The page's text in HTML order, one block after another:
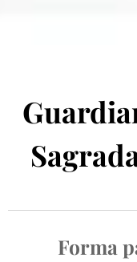
Forma